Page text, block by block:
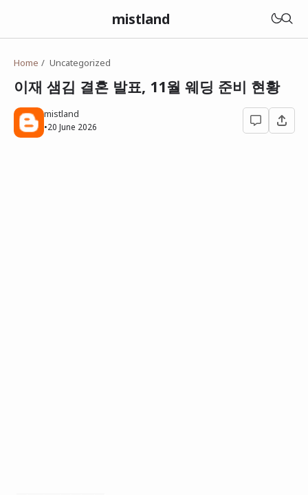
mistland
Home Uncategorized
이재 샘김 결혼 발표, 11월 웨딩 준비 현황
mistland
•20 June 2026